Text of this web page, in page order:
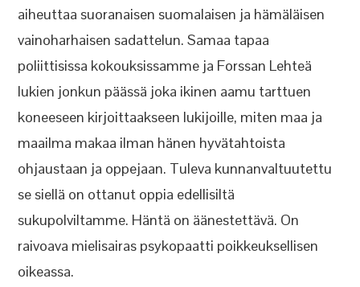
aiheuttaa suoranaisen suomalaisen ja hämäläisen
vainoharhaisen sadattelun. Samaa tapaa
poliittisissa kokouksissamme ja Forssan Lehteä
lukien jonkun päässä joka ikinen aamu tarttuen
koneeseen kirjoittaakseen lukijoille, miten maa ja
maailma makaa ilman hänen hyvätahtoista
ohjaustaan ja oppejaan. Tuleva kunnanvaltuutettu
se siellä on ottanut oppia edellisiltä
sukupolviltamme. Häntä on äänestettävä. On
raivoava mielisairas psykopaatti poikkeuksellisen
oikeassa.